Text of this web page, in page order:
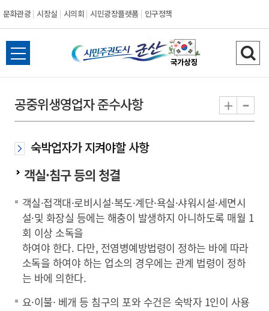
문화관광 시장실 시의회 시민광장플랫폼 인구정책
시
민
주
권
도
시
군
산
전
체
뉴
열
검
색
기
공중위생영업자 준수사항 + -
숙박업자가 지켜야할 사항
객실·침구 등의 청결
객실·접객대·로비시설·복도·계단·욕실·샤워시설·세면시
설·및 화장실 등에는 해충이 발생하지 아니하도록 매월 1
회 이상 소독을
하여야 한다. 다만, 전염병예방법령이 정하는 바에 따라
소독을 하여야 하는 업소의 경우에는 관계 법령이 정하
는 바에 의한다.
요·이불· 베개 등 침구의 포와 수건은 숙박자 1인이 사용